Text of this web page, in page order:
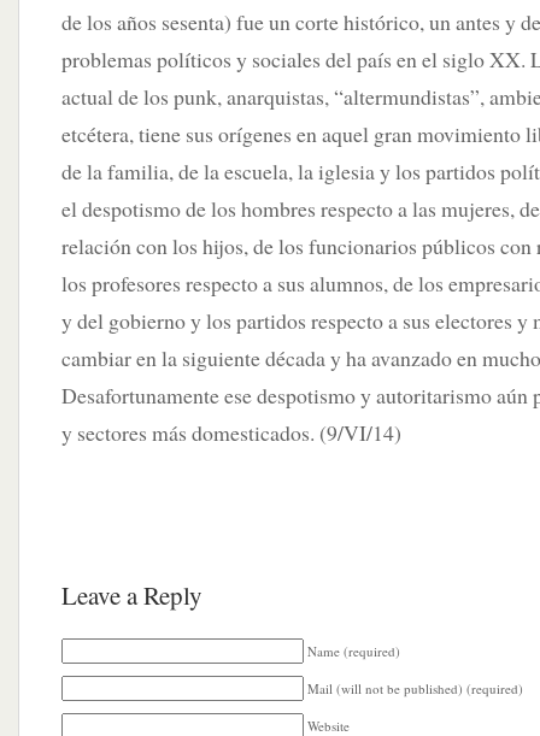
de los años sesenta) fue un corte histórico, un antes y
problemas políticos y sociales del país en el siglo XX.
actual de los punk, anarquistas, “altermundistas”,
etcétera, tiene sus orígenes en aquel gran movimiento
de la familia, de la escuela, la iglesia y los partidos
el despotismo de los hombres respecto a las mujeres,
relación con los hijos, de los funcionarios públicos con
los profesores respecto a sus alumnos, de los
y del gobierno y los partidos respecto a sus electores y
cambiar en la siguiente década y ha avanzado en
Desafortunamente ese despotismo y autoritarismo aún
y sectores más domesticados. (9/VI/14)
Leave a Reply
Name (required)
Mail (will not be published) (required)
Website